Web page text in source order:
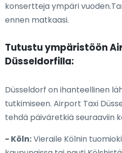
konsertteja ympäri
ennen matkaasi.
Tutustu ympäristöön
Düsseldorfilla:
Düsseldorf on ihanteellinen
tutkimiseen. Airport Taxi
tehdä päiväretkiä seuraaviin
- Köln:Vieraile Kölnin